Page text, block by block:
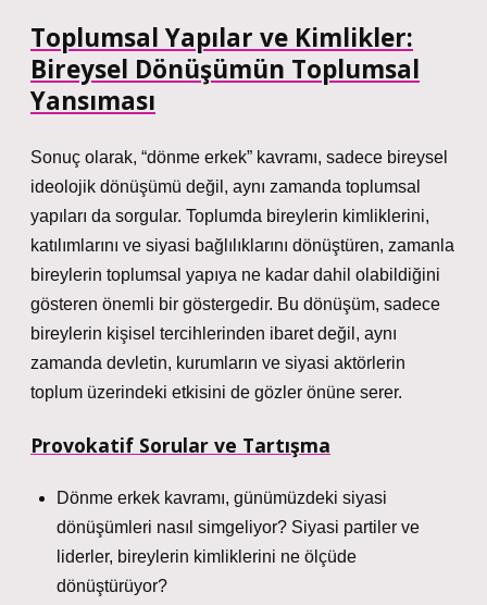
Toplumsal Yapılar ve Kimlikler:
Bireysel Dönüşümün Toplumsal
Yansıması
Sonuç olarak, “dönme erkek” kavramı, sadece bireysel
ideolojik dönüşümü değil, aynı zamanda toplumsal
yapıları da sorgular. Toplumda bireylerin kimliklerini,
katılımlarını ve siyasi bağlılıklarını dönüştüren, zamanla
bireylerin toplumsal yapıya ne kadar dahil olabildiğini
gösteren önemli bir göstergedir. Bu dönüşüm, sadece
bireylerin kişisel tercihlerinden ibaret değil, aynı
zamanda devletin, kurumların ve siyasi aktörlerin
toplum üzerindeki etkisini de gözler önüne serer.
Provokatif Sorular ve Tartışma
Dönme erkek kavramı, günümüzdeki siyasi
dönüşümleri nasıl simgeliyor? Siyasi partiler ve
liderler, bireylerin kimliklerini ne ölçüde
dönüştürüyor?